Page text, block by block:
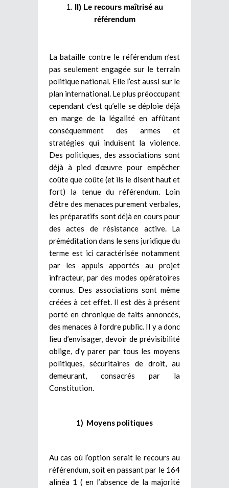
II) Le recours maîtrisé au
référendum
La bataille contre le référendum n’est
pas seulement engagée sur le terrain
politique national. Elle l’est aussi sur le
plan international. Le plus préoccupant
cependant c’est qu’elle se déploie déjà
en marge de la légalité en affûtant
conséquemment des armes et
stratégies qui induisent la violence.
Des politiques, des associations sont
déjà à pied d’œuvre pour empêcher
coûte que coûte (et ils le disent haut et
fort) la tenue du référendum. Loin
d’être des menaces purement verbales,
les préparatifs sont déjà en cours pour
des actes de résistance active. La
préméditation dans le sens juridique du
terme est ici caractérisée notamment
par les appuis apportés au projet
infracteur, par des modes opératoires
connus. Des associations sont même
créées à cet effet. Il est dès à présent
porté en chronique de faits annoncés,
des menaces à l’ordre public. Il y a donc
lieu d’envisager, devoir de prévisibilité
oblige, d’y parer par tous les moyens
politiques, sécuritaires de droit, au
demeurant, consacrés par la
Constitution.
1) Moyens politiques
Au cas où l’option serait le recours au
référendum, soit en passant par le 164
alinéa 1 ( en l’absence de la majorité